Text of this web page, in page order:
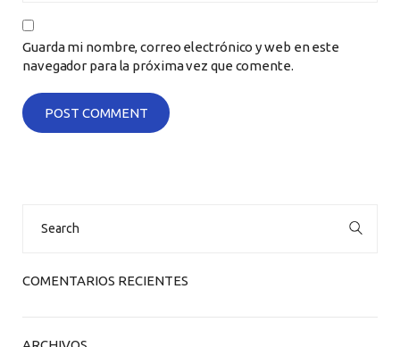
Guarda mi nombre, correo electrónico y web en este
navegador para la próxima vez que comente.
COMENTARIOS RECIENTES